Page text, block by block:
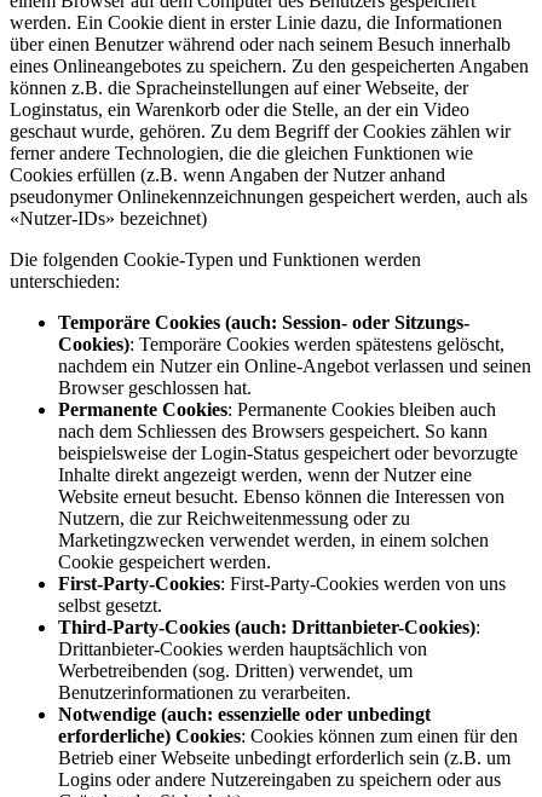
werden. Ein Cookie dient in erster Linie dazu, die Informationen
über einen Benutzer während oder nach seinem Besuch innerhalb
eines Onlineangebotes zu speichern. Zu den gespeicherten Angaben
können z.B. die Spracheinstellungen auf einer Webseite, der
Loginstatus, ein Warenkorb oder die Stelle, an der ein Video
geschaut wurde, gehören. Zu dem Begriff der Cookies zählen wir
ferner andere Technologien, die die gleichen Funktionen wie
Cookies erfüllen (z.B. wenn Angaben der Nutzer anhand
pseudonymer Onlinekennzeichnungen gespeichert werden, auch als
«Nutzer-IDs» bezeichnet)
Die folgenden Cookie-Typen und Funktionen werden
unterschieden:
Temporäre Cookies (auch: Session- oder Sitzungs-
Cookies): Temporäre Cookies werden spätestens gelöscht,
nachdem ein Nutzer ein Online-Angebot verlassen und seinen
Browser geschlossen hat.
Permanente Cookies: Permanente Cookies bleiben auch
nach dem Schliessen des Browsers gespeichert. So kann
beispielsweise der Login-Status gespeichert oder bevorzugte
Inhalte direkt angezeigt werden, wenn der Nutzer eine
Website erneut besucht. Ebenso können die Interessen von
Nutzern, die zur Reichweitenmessung oder zu
Marketingzwecken verwendet werden, in einem solchen
Cookie gespeichert werden.
First-Party-Cookies: First-Party-Cookies werden von uns
selbst gesetzt.
Third-Party-Cookies (auch: Drittanbieter-Cookies):
Drittanbieter-Cookies werden hauptsächlich von
Werbetreibenden (sog. Dritten) verwendet, um
Benutzerinformationen zu verarbeiten.
Notwendige (auch: essenzielle oder unbedingt
erforderliche) Cookies: Cookies können zum einen für den
Betrieb einer Webseite unbedingt erforderlich sein (z.B. um
Logins oder andere Nutzereingaben zu speichern oder aus